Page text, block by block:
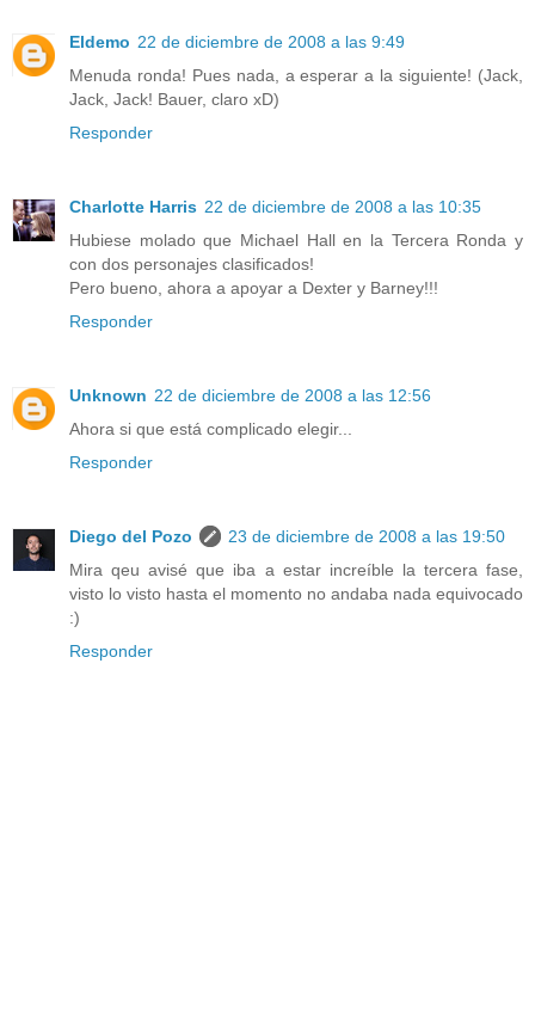
Eldemo 22 de diciembre de 2008 a las 9:49
Menuda ronda! Pues nada, a esperar a la siguiente! (Jack,
Jack, Jack! Bauer, claro xD)
Responder
Charlotte Harris 22 de diciembre de 2008 a las 10:35
Hubiese molado que Michael Hall en la Tercera Ronda y
con dos personajes clasificados!
Pero bueno, ahora a apoyar a Dexter y Barney!!!
Responder
Unknown 22 de diciembre de 2008 a las 12:56
Ahora si que está complicado elegir...
Responder
Diego del Pozo
23 de diciembre de 2008 a las 19:50
Mira qeu avisé que iba a estar increíble la tercera fase,
visto lo visto hasta el momento no andaba nada equivocado
:)
Responder